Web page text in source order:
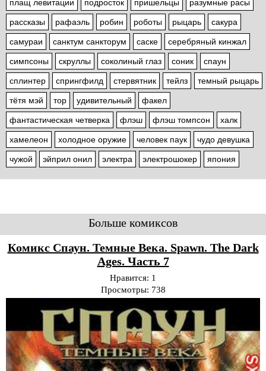
плащ левитации подросток пришельцы разумные расы
рассказы рафаэль робин роботы рыцарь сакура
самураи санктум санкторум саске серебряный кинжал
симпсоны скруллы соколиный глаз соник спаун
сплинтер спрингфилд стервятник тейлз темный рыцарь
тётя мэй тор удивительный факел
фантастическая четверка флэш флэш томпсон халк
хамелеон холодное оружие человек паук чудо девушка
чужой эйприл онил электра электрошокер япония
Больше комиксов
Комикс Спаун. Темные Века. Spawn. The Dark
Ages. Часть 7
Нравится: 1
Просмотры: 738